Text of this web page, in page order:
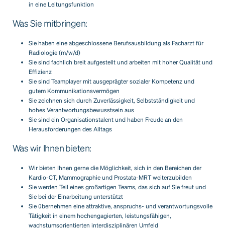
in eine Leitungsfunktion
Was Sie mitbringen:
Sie haben eine abgeschlossene Berufsausbildung als Facharzt für
Radiologie (m/w/d)
Sie sind fachlich breit aufgestellt und arbeiten mit hoher Qualität und
Effizienz
Sie sind Teamplayer mit ausgeprägter sozialer Kompetenz und
gutem Kommunikationsvermögen
Sie zeichnen sich durch Zuverlässigkeit, Selbstständigkeit und
hohes Verantwortungsbewusstsein aus
Sie sind ein Organisationstalent und haben Freude an den
Herausforderungen des Alltags
Was wir Ihnen bieten:
Wir bieten Ihnen gerne die Möglichkeit, sich in den Bereichen der
Kardio-CT, Mammographie und Prostata-MRT weiterzubilden
Sie werden Teil eines großartigen Teams, das sich auf Sie freut und
Sie bei der Einarbeitung unterstützt
Sie übernehmen eine attraktive, anspruchs- und verantwortungsvolle
Tätigkeit in einem hochengagierten, leistungsfähigen,
wachstumsorientierten interdisziplinären Umfeld